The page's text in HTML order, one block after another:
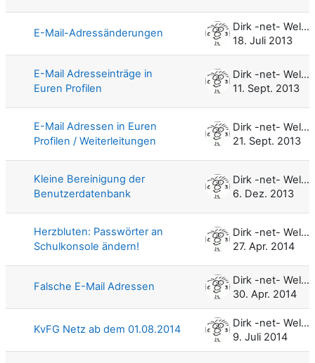
E-Mail-Adressänderungen
Dirk -net- Weller
18. Juli 2013
E-Mail Adresseinträge in
Euren Profilen
Dirk -net- Weller
11. Sept. 2013
E-Mail Adressen in Euren
Profilen / Weiterleitungen
Dirk -net- Weller
21. Sept. 2013
Kleine Bereinigung der
Benutzerdatenbank
Dirk -net- Weller
6. Dez. 2013
Herzbluten: Passwörter an
Schulkonsole ändern!
Dirk -net- Weller
27. Apr. 2014
Falsche E-Mail Adressen
Dirk -net- Weller
30. Apr. 2014
KvFG Netz ab dem 01.08.2014
Dirk -net- Weller
9. Juli 2014